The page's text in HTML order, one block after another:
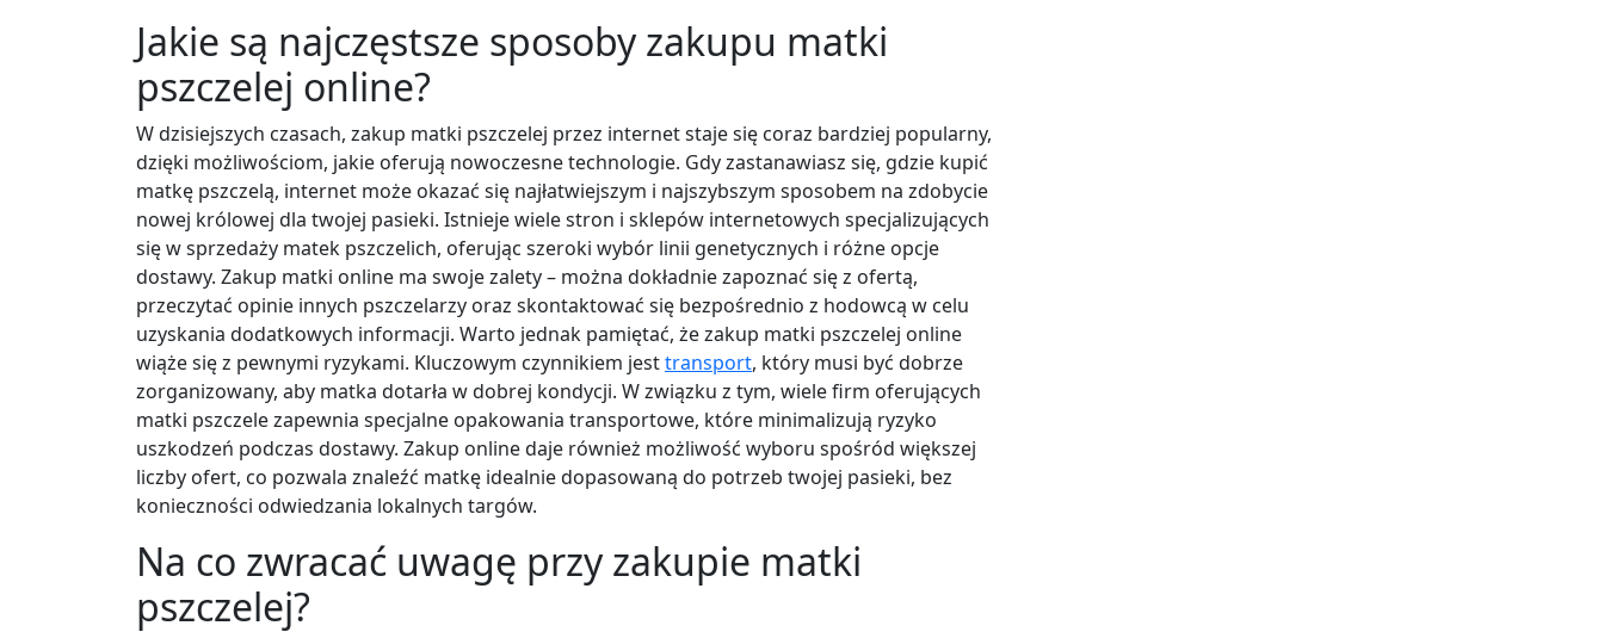
Jakie są najczęstsze sposoby zakupu matki
pszczelej online?
W dzisiejszych czasach, zakup matki pszczelej przez internet staje się coraz bardziej popularny,
dzięki możliwościom, jakie oferują nowoczesne technologie. Gdy zastanawiasz się, gdzie kupić
matkę pszczelą, internet może okazać się najłatwiejszym i najszybszym sposobem na zdobycie
nowej królowej dla twojej pasieki. Istnieje wiele stron i sklepów internetowych specjalizujących
się w sprzedaży matek pszczelich, oferując szeroki wybór linii genetycznych i różne opcje
dostawy. Zakup matki online ma swoje zalety – można dokładnie zapoznać się z ofertą,
przeczytać opinie innych pszczelarzy oraz skontaktować się bezpośrednio z hodowcą w celu
uzyskania dodatkowych informacji. Warto jednak pamiętać, że zakup matki pszczelej online
wiąże się z pewnymi ryzykami. Kluczowym czynnikiem jesttransport, który musi być dobrze
zorganizowany, aby matka dotarła w dobrej kondycji. W związku z tym, wiele firm oferujących
matki pszczele zapewnia specjalne opakowania transportowe, które minimalizują ryzyko
uszkodzeń podczas dostawy. Zakup online daje również możliwość wyboru spośród większej
liczby ofert, co pozwala znaleźć matkę idealnie dopasowaną do potrzeb twojej pasieki, bez
konieczności odwiedzania lokalnych targów.
Na co zwracać uwagę przy zakupie matki
pszczelej?